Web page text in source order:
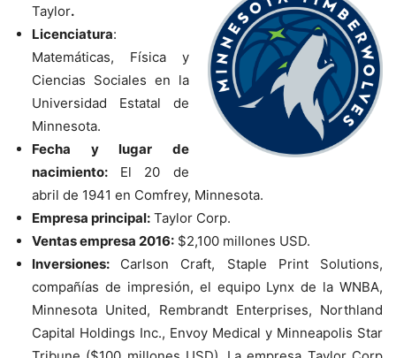
Taylor.
Licenciatura:
Matemáticas, Física y
Ciencias Sociales en la
Universidad Estatal de
Minnesota.
Fecha y lugar de
nacimiento: El 20 de
abril de 1941 en Comfrey, Minnesota.
Empresa principal: Taylor Corp.
Ventas empresa 2016: $2,100 millones USD.
Inversiones: Carlson Craft, Staple Print Solutions,
compañías de impresión, el equipo Lynx de la WNBA,
Minnesota United, Rembrandt Enterprises, Northland
Capital Holdings Inc., Envoy Medical y Minneapolis Star